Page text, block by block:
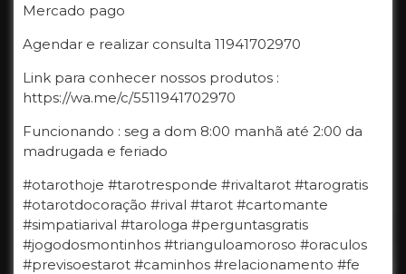
Mercado pago
Agendar e realizar consulta 11941702970
Link para conhecer nossos produtos :
https://wa.me/c/5511941702970
Funcionando : seg a dom 8:00 manhã até 2:00 da
madrugada e feriado
#otarothoje #tarotresponde #rivaltarot #tarogratis
#otarotdocoração #rival #tarot #cartomante
#simpatiarival #tarologa #perguntasgratis
#jogodosmontinhos #trianguloamoroso #oraculos
#previsoestarot #caminhos #relacionamento #fe